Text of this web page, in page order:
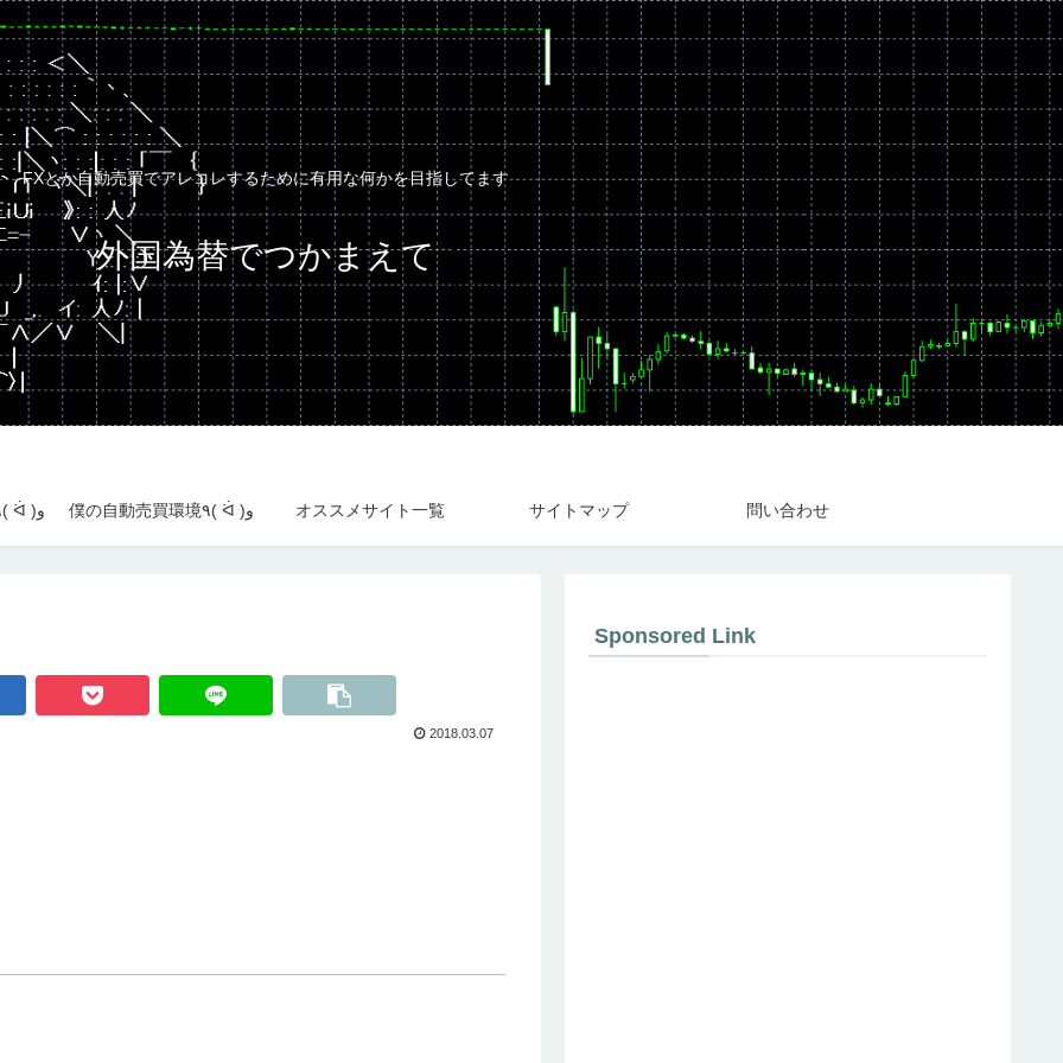
FXとか自動売買でアレコレするために有用な何かを目指してます
外国為替でつかまえて
自動売買運用成績٩( ᐛ )و 僕の自動売買環境٩( ᐛ )و オススメサイト一覧 サイトマップ 問い合わせ
2018.03.07
Sponsored Link